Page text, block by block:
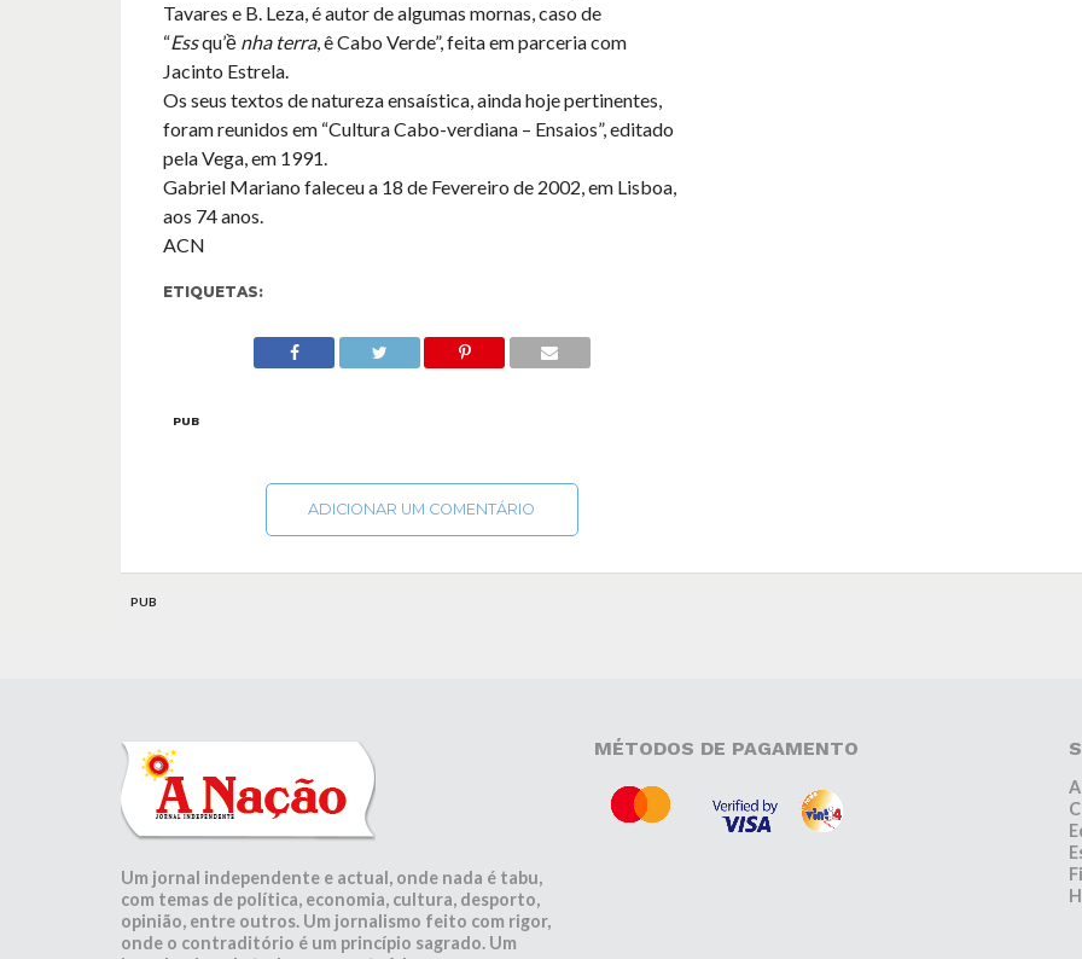
Tavares e B. Leza, é autor de algumas mornas, caso de
“Essqu’ề nha terra, ê Cabo Verde”, feita em parceria com
Jacinto Estrela.
Os seus textos de natureza ensaística, ainda hoje pertinentes,
foram reunidos em “Cultura Cabo-verdiana – Ensaios”, editado
pela Vega, em 1991.
Gabriel Mariano faleceu a 18 de Fevereiro de 2002, em Lisboa,
aos 74 anos.
ACN
ETIQUETAS:
PUB
ADICIONAR UM COMENTÁRIO
PUB
Um jornal independente e actual, onde nada é tabu,
com temas de política, economia, cultura, desporto,
opinião, entre outros. Um jornalismo feito com rigor,
onde o contraditório é um princípio sagrado. Um
MÉTODOS DE PAGAMENTO